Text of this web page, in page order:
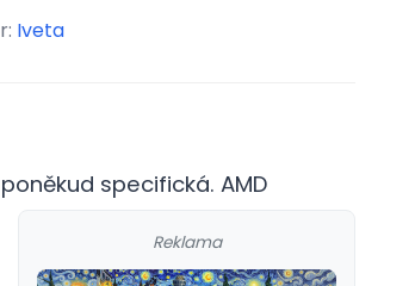
Iveta
specifická.
Reklama
AMD